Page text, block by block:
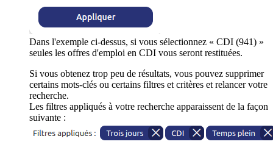
Dans l'exemple ci-dessus, si vous sélectionnez « CDI (941) »
seules les offres d'emploi en CDI vous seront restituées.
Si vous obtenez trop peu de résultats, vous pouvez supprimer
certains mots-clés ou certains filtres et critères et relancer votre
recherche.
Les filtres appliqués à votre recherche apparaissent de la façon
suivante :